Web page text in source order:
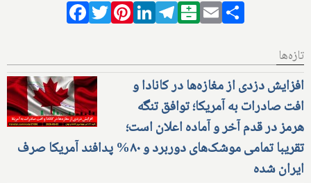
Facebook
TwitterPinterestLinkedIn
Telegram
Balatarin
Email
تازه‌ها
افزایش دزدی از مغازه‌ها در کانادا و
افت صادرات به آمریکا؛ توافق تنگه
هرمز در قدم آخر و آماده اعلان است؛
تقریبا تمامی موشک‌های دوربرد و ۸۰% پدافند آمریکا صرف
ایران شده